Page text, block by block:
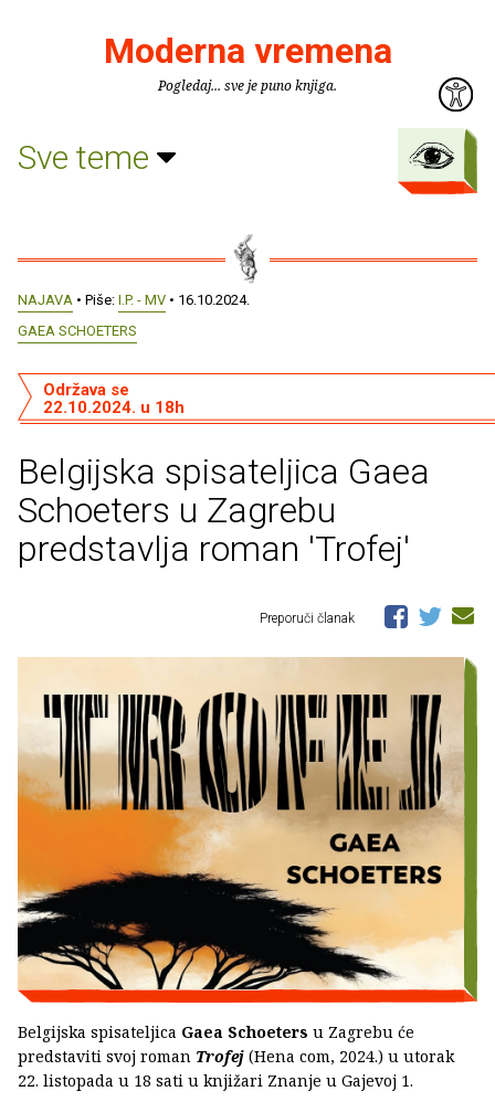
Moderna vremena
Pogledaj... sve je puno knjiga.
Sve teme
NAJAVA • Piše: I.P. - MV • 16.10.2024.
GAEA SCHOETERS
Belgijska spisateljica Gaea
Schoeters u Zagrebu
predstavlja roman 'Trofej'
Održava se
22.10.2024. u 18h
Preporuči članak
Belgijska spisateljica Gaea Schoeters u Zagrebu će
predstaviti svoj roman Trofej (Hena com, 2024.) u utorak
22. listopada u 18 sati u knjižari Znanje u Gajevoj 1.